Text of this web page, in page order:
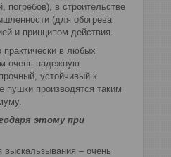
в строительстве
(для обогрева
и принципом действия.
в любых
очень надежную
устойчивый к
производятся таким
этому при
– очень